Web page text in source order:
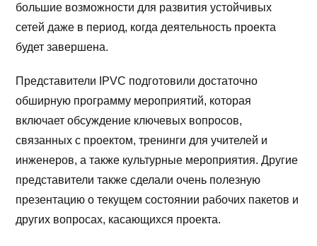
большие возможности для развития устойчивых
сетей даже в период, когда деятельность проекта
будет завершена.
Представители IPVC подготовили достаточно
обширную программу мероприятий, которая
включает обсуждение ключевых вопросов,
связанных с проектом, тренинги для учителей и
инженеров, а также культурные мероприятия. Другие
представители также сделали очень полезную
презентацию о текущем состоянии рабочих пакетов и
других вопросах, касающихся проекта.